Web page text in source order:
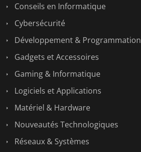
Conseils en Informatique
Cybersécurité
Développement & Programmation
Gadgets et Accessoires
Gaming & Informatique
Logiciels et Applications
Matériel & Hardware
Nouveautés Technologiques
Réseaux & Systèmes